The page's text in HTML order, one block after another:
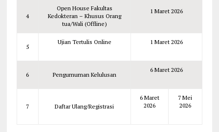
4
Open House Fakultas
Kedokteran – Khusus Orang
tua/Wali (Offline)
1 Maret 2026
5
Ujian Tertulis Online 1 Maret 2026
6 Pengumuman Kelulusan
6 Maret 2026
7 Daftar Ulang/Registrasi
6 Maret
2026
7 Mei
2026